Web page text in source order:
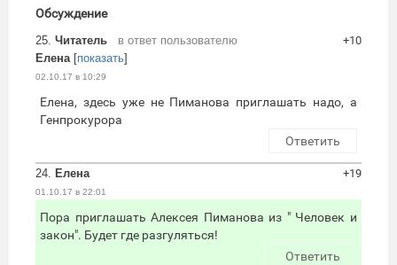
Обсуждение
25. Читатель
в ответ пользователю
Елена[показать]
02.10.17 в 10:29
+10
Елена, здесь уже не Пиманова приглашать надо, а
Генпрокурора
Ответить
24. Елена
01.10.17 в 22:01
+19
Пора приглашать Алексея Пиманова из " Человек и
закон". Будет где разгуляться!
Ответить